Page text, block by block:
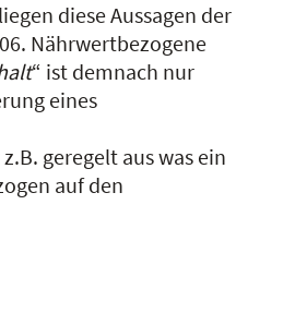
diese Aussagen der
Nährwertbezogene
“ ist demnach nur
eines
geregelt aus was ein
auf den